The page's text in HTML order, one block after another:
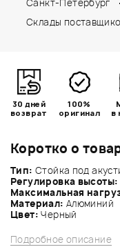
Коротко о
Тип: Стойка под
Регулировка высоты:
Максимальная
Материал: Алюминий
Цвет: Черный
Подробное описание
Санкт-Петербург
Склады
30 дней
возврат
100%
оригинал
в